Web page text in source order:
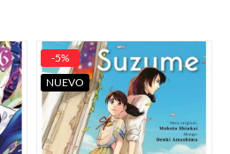
-5%
NUEVO